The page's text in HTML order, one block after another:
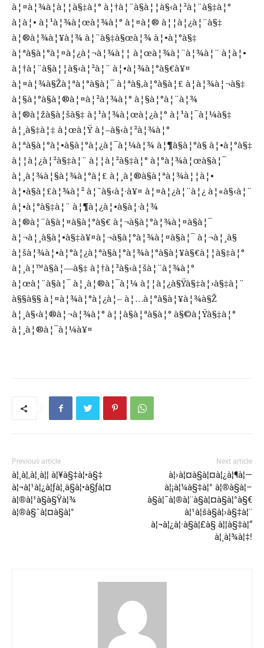
à¦¤à¦¾à¦à¦¦à§‡à¦° à¦†à¦¨à§à¦¦à§‹à¦²à¦¨à§‡à¦°
à¦à¦• à¦¹à¦¾à¦œà¦¾à¦° à¦¤à¦® à¦¦à¦¿à¦¨à§‡
à¦®à¦¾à¦¥à¦¾ à¦¨à§‡à§œà¦¾ à¦•à¦°à§‡
à¦ªà§à¦°à¦¤à¦¿à¦¬à¦¾à¦¦ à¦œà¦¾à¦¨à¦¾à¦¨ à¦à¦•
à¦†à¦¨à§à¦¦à§‹à¦²à¦¨ à¦•à¦¾à¦°à§€à¥¤
à¦¤à¦¾à§Žà¦ªà¦°à§à¦¯ à¦ªà§‚à¦°à§à¦£ à¦­à¦¾à¦¬à§‡
à¦§à¦°à§à¦®à¦¤à¦²à¦¾à¦° à¦§à¦°à¦¨à¦¾
à¦®à¦žà§à¦šà§‡ à¦¹à¦¾à¦œà¦¿à¦° à¦¹à¦¯à¦¼à§‡
à¦¸à§‡à¦‡ à¦œà¦Ÿ à¦–à§‹à¦²à¦¾à¦°
à¦ªà§à¦°à¦•à§à¦°à¦¿à¦¯à¦¼à¦¾ à¦¶à§à¦°à§ à¦•à¦°à§‡
à¦¦à¦¿à¦²à§‡à¦¨ à¦¦à¦²à§‡à¦° à¦°à¦¾à¦œà§à¦¯
à¦¸à¦¾à¦§à¦¾à¦°à¦£ à¦¸à¦®à§à¦ªà¦¾à¦¦à¦•
à¦•à§à¦£à¦¾à¦² à¦˜à§‹à¦·à¥¤ à¦¤à¦¿à¦¨à¦¿ à¦«à§‹à¦¨
à¦•à¦°à§‡à¦¨ à¦¶à¦¿à¦•à§à¦·à¦¾
à¦®à¦¨à§à¦¤à§à¦°à§€ à¦¬à§à¦°à¦¾à¦¤à§à¦¯
à¦¬à¦¸à§à¦•à§‡à¥¤à¦¬à§à¦°à¦¾à¦¤à§à¦¯ à¦¬à¦¸à§
à¦šà¦¾à¦•à¦°à¦¿à¦ªà§à¦°à¦¾à¦°à§à¦¥à§€à¦¦à§‡à¦°
à¦¸à¦™à§à¦—à§‡ à¦†à¦²à§‹à¦šà¦¨à¦¾à¦°
à¦œà¦¨à§à¦¯ à¦¸à¦®à¦¯à¦¼ à¦¦à¦¿à§Ÿà§‡à¦›à§‡à¦¨
à§§à§§ à¦¤à¦¾à¦°à¦¿à¦– à¦…à¦°à§à¦¥à¦¾à§Ž
à¦¸à§‹à¦®à¦¬à¦¾à¦° à¦¦à§à¦ªà§à¦° à§©à¦Ÿà§‡à¦°
à¦¸à¦®à¦¯à¦¼à¥¤
Previous article
à¦¸à¦‚à¦¸à¦¦ à¦¥à§‡à¦•à§‡
à¦¬à¦¹à¦¿à¦ƒà¦¸à§à¦•à§ƒà¦¤
à¦®à¦¹à§à§Ÿà¦¾
à¦®à§ˆà¦¤à§à¦°
Next article
à¦›à¦¤à§à¦¤à¦¿à¦¶à¦—
à¦¡à¦¼à§‡à¦° à¦®à§à¦–
à§à¦¯à¦®à¦¨à§à¦¤à§à¦°à§€
à¦¹à¦šà§à¦›à§‡à¦¨
à¦¬à¦¿à¦·à§à¦£à§ à¦¦à§‡à¦“
à¦¸à¦¾à¦‡!